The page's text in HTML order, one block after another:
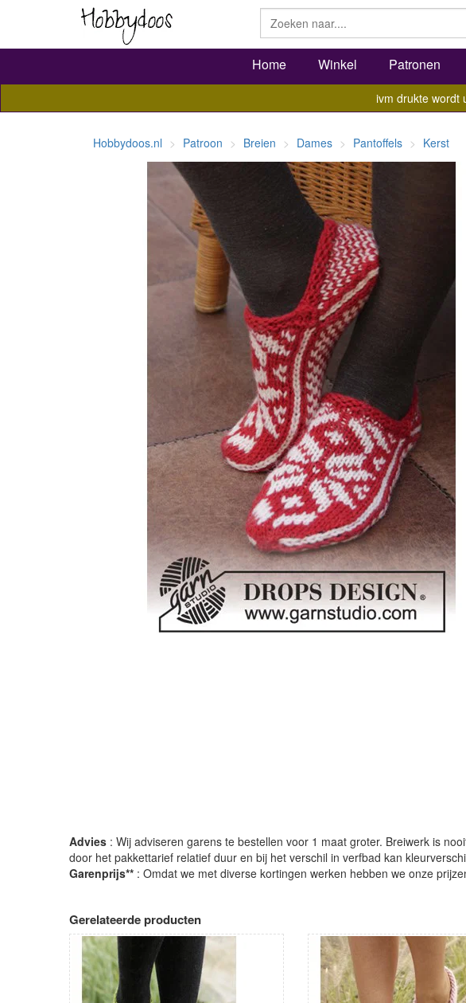
Home Winkel Patronen
ivm drukte wordt
Hobbydoos.nl Patroon Breien Dames Pantoffels Kerst
Advies : Wij adviseren garens te bestellen voor 1 maat groter. Breiwerk is
door het pakkettarief relatief duur en bij het verschil in verfbad kan
Garenprijs** : Omdat we met diverse kortingen werken hebben we onze
Gerelateerde producten